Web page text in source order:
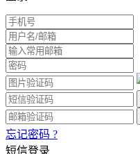
忘记密码 ?
短信登录